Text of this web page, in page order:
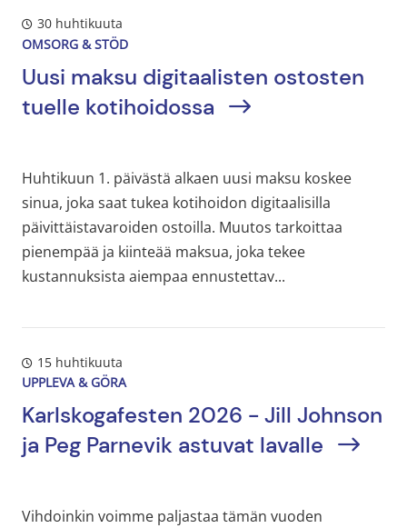
30 huhtikuuta
OMSORG & STÖD
Uusi maksu digitaalisten ostosten
tuelle kotihoidossa
Huhtikuun 1. päivästä alkaen uusi maksu koskee
sinua, joka saat tukea kotihoidon digitaalisilla
päivittäistavaroiden ostoilla. Muutos tarkoittaa
pienempää ja kiinteää maksua, joka tekee
kustannuksista aiempaa ennustettav...
15 huhtikuuta
UPPLEVA & GÖRA
Karlskogafesten 2026 - Jill Johnson
ja Peg Parnevik astuvat lavalle
Vihdoinkin voimme paljastaa tämän vuoden